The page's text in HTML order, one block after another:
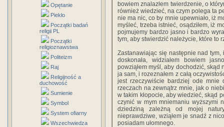
Opętanie
Piekło
Początki badań
religii PL
Początki
religioznawstwa
Politeizm
Raj
Religijność a
duchowość
Sumienie
Symbol
System ofiarny
Wszechwiedza
bowiem znalazłem twierdzenie, o
również wiedzieć, na czym polega ta
nie ma nic, co by mnie upewniało, iż
myśleć, trzeba istnieć, osądziłem, iż
pojmujemy bardzo jasno i bardzo
tym, aby stwierdzić należycie, które to
Zastanawiając się następnie nad
doskonała, widziałem bowiem
powziąłem myśl, aby dochodzić, skąd
ja sam, i rozeznałem z całą
jest rzeczywiście bardziej ode mnie
rzeczach na zewnątrz mnie, jak o
w takim kłopocie, aby wiedzieć, skąd
czynić w mym mniemaniu wyższymi
dziedziną zależną od mojej
nieprawdziwe, wziąłem je snadź z
posiadam ułomnego.